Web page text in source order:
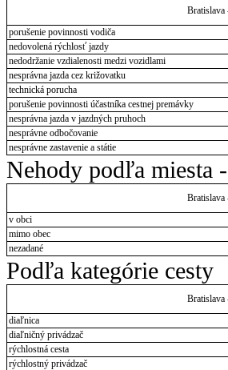
Bratislava
porušenie povinnosti vodiča
nedovolená rýchlosť jazdy
nedodržanie vzdialenosti medzi vozidlami
nesprávna jazda cez križovatku
technická porucha
porušenie povinnosti účastníka cestnej premávky
nesprávna jazda v jazdných pruhoch
nesprávne odbočovanie
nesprávne zastavenie a státie
Nehody podľa miesta
Bratislava
v obci
mimo obec
nezadané
Podľa kategórie cesty
Bratislava
diaľnica
diaľničný privádzač
rýchlostná cesta
rýchlostný privádzač